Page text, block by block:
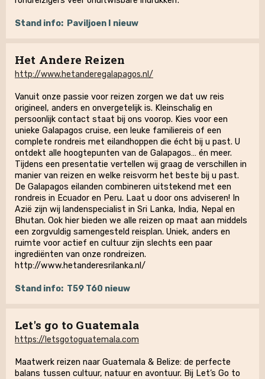
Stand info: Paviljoen I nieuw
Het Andere Reizen
http://www.hetanderegalapagos.nl/
Vanuit onze passie voor reizen zorgen we dat uw reis
origineel, anders en onvergetelijk is. Kleinschalig en
persoonlijk contact staat bij ons voorop. Kies voor een
unieke Galapagos cruise, een leuke familiereis of een
complete rondreis met eilandhoppen die écht bij u past. U
ontdekt alle hoogtepunten van de Galapagos… én meer.
Tijdens een presentatie vertellen wij graag de verschillen in
manier van reizen en welke reisvorm het beste bij u past.
De Galapagos eilanden combineren uitstekend met een
rondreis in Ecuador en Peru. Laat u door ons adviseren! In
Azië zijn wij landenspecialist in Sri Lanka, India, Nepal en
Bhutan. Ook hier bieden we alle reizen op maat aan middels
een zorgvuldig samengesteld reisplan. Uniek, anders en
ruimte voor actief en cultuur zijn slechts een paar
ingrediënten van onze rondreizen.
http://www.hetanderesrilanka.nl/
Stand info: T59 T60 nieuw
Let's go to Guatemala
https://letsgotoguatemala.com
Maatwerk reizen naar Guatemala & Belize: de perfecte
balans tussen cultuur, natuur en avontuur. Bij Let’s Go to